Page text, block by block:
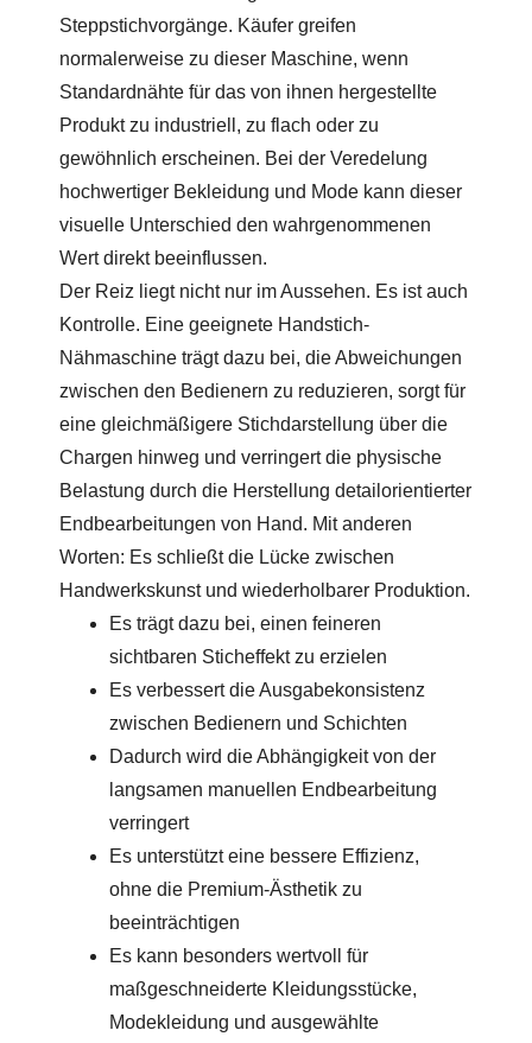
Steppstichvorgänge. Käufer greifen
normalerweise zu dieser Maschine, wenn
Standardnähte für das von ihnen hergestellte
Produkt zu industriell, zu flach oder zu
gewöhnlich erscheinen. Bei der Veredelung
hochwertiger Bekleidung und Mode kann dieser
visuelle Unterschied den wahrgenommenen
Wert direkt beeinflussen.
Der Reiz liegt nicht nur im Aussehen. Es ist auch
Kontrolle. Eine geeignete Handstich-
Nähmaschine trägt dazu bei, die Abweichungen
zwischen den Bedienern zu reduzieren, sorgt für
eine gleichmäßigere Stichdarstellung über die
Chargen hinweg und verringert die physische
Belastung durch die Herstellung detailorientierter
Endbearbeitungen von Hand. Mit anderen
Worten: Es schließt die Lücke zwischen
Handwerkskunst und wiederholbarer Produktion.
Es trägt dazu bei, einen feineren
sichtbaren Sticheffekt zu erzielen
Es verbessert die Ausgabekonsistenz
zwischen Bedienern und Schichten
Dadurch wird die Abhängigkeit von der
langsamen manuellen Endbearbeitung
verringert
Es unterstützt eine bessere Effizienz,
ohne die Premium-Ästhetik zu
beeinträchtigen
Es kann besonders wertvoll für
maßgeschneiderte Kleidungsstücke,
Modekleidung und ausgewählte